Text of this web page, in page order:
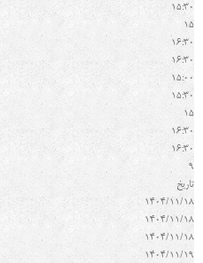
15:30
15
16:30
16:30
15:00
15:30
15
16:30
16:30
9
تاريخ
1404/11/18
1404/11/18
1404/11/18
1404/11/19